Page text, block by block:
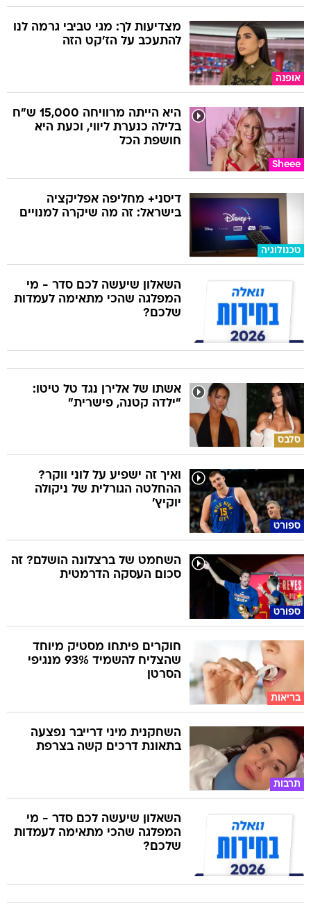
אופנה
מצדיעות לך: מגי טביבי גרמה לנו
להתעכב על הז'קט הזה
Sheee
היא הייתה מרוויחה 15,000 ש"ח
בלילה כנערת ליווי, וכעת היא
חושפת הכל
טכנולוגיה
דיסני+ מחליפה אפליקציה
בישראל: זה מה שיקרה למנויים
השאלון שיעשה לכם סדר - מי
המפלגה שהכי מתאימה לעמדות
שלכם?
סלבס
אשתו של אלירן נגד טל טיטו:
"ילדה קטנה, פישרית"
ספורט
ואיך זה ישפיע על לוני ווקר?
ההחלטה הגורלית של ניקולה
יוקיץ'
ספורט
השחמט של ברצלונה הושלם? זה
סכום העסקה הדרמטית
בריאות
חוקרים פיתחו מסטיק מיוחד
שהצליח להשמיד 93% מנגיפי
הסרטן
תרבות
השחקנית מיני דרייבר נפצעה
בתאונת דרכים קשה בצרפת
השאלון שיעשה לכם סדר - מי
המפלגה שהכי מתאימה לעמדות
שלכם?